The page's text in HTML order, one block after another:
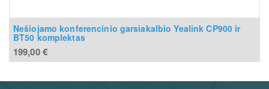
Nešiojamo konferencinio garsiakalbio Yealink CP900 ir
BT50 komplektas
199,00€